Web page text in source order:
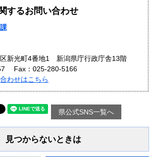
するお問い合わせ
新光町4番地1 新潟県庁行政庁舎13階
Fax：025-280-5166
わせはこちら
県公式SNS一覧へ
見つからないときは